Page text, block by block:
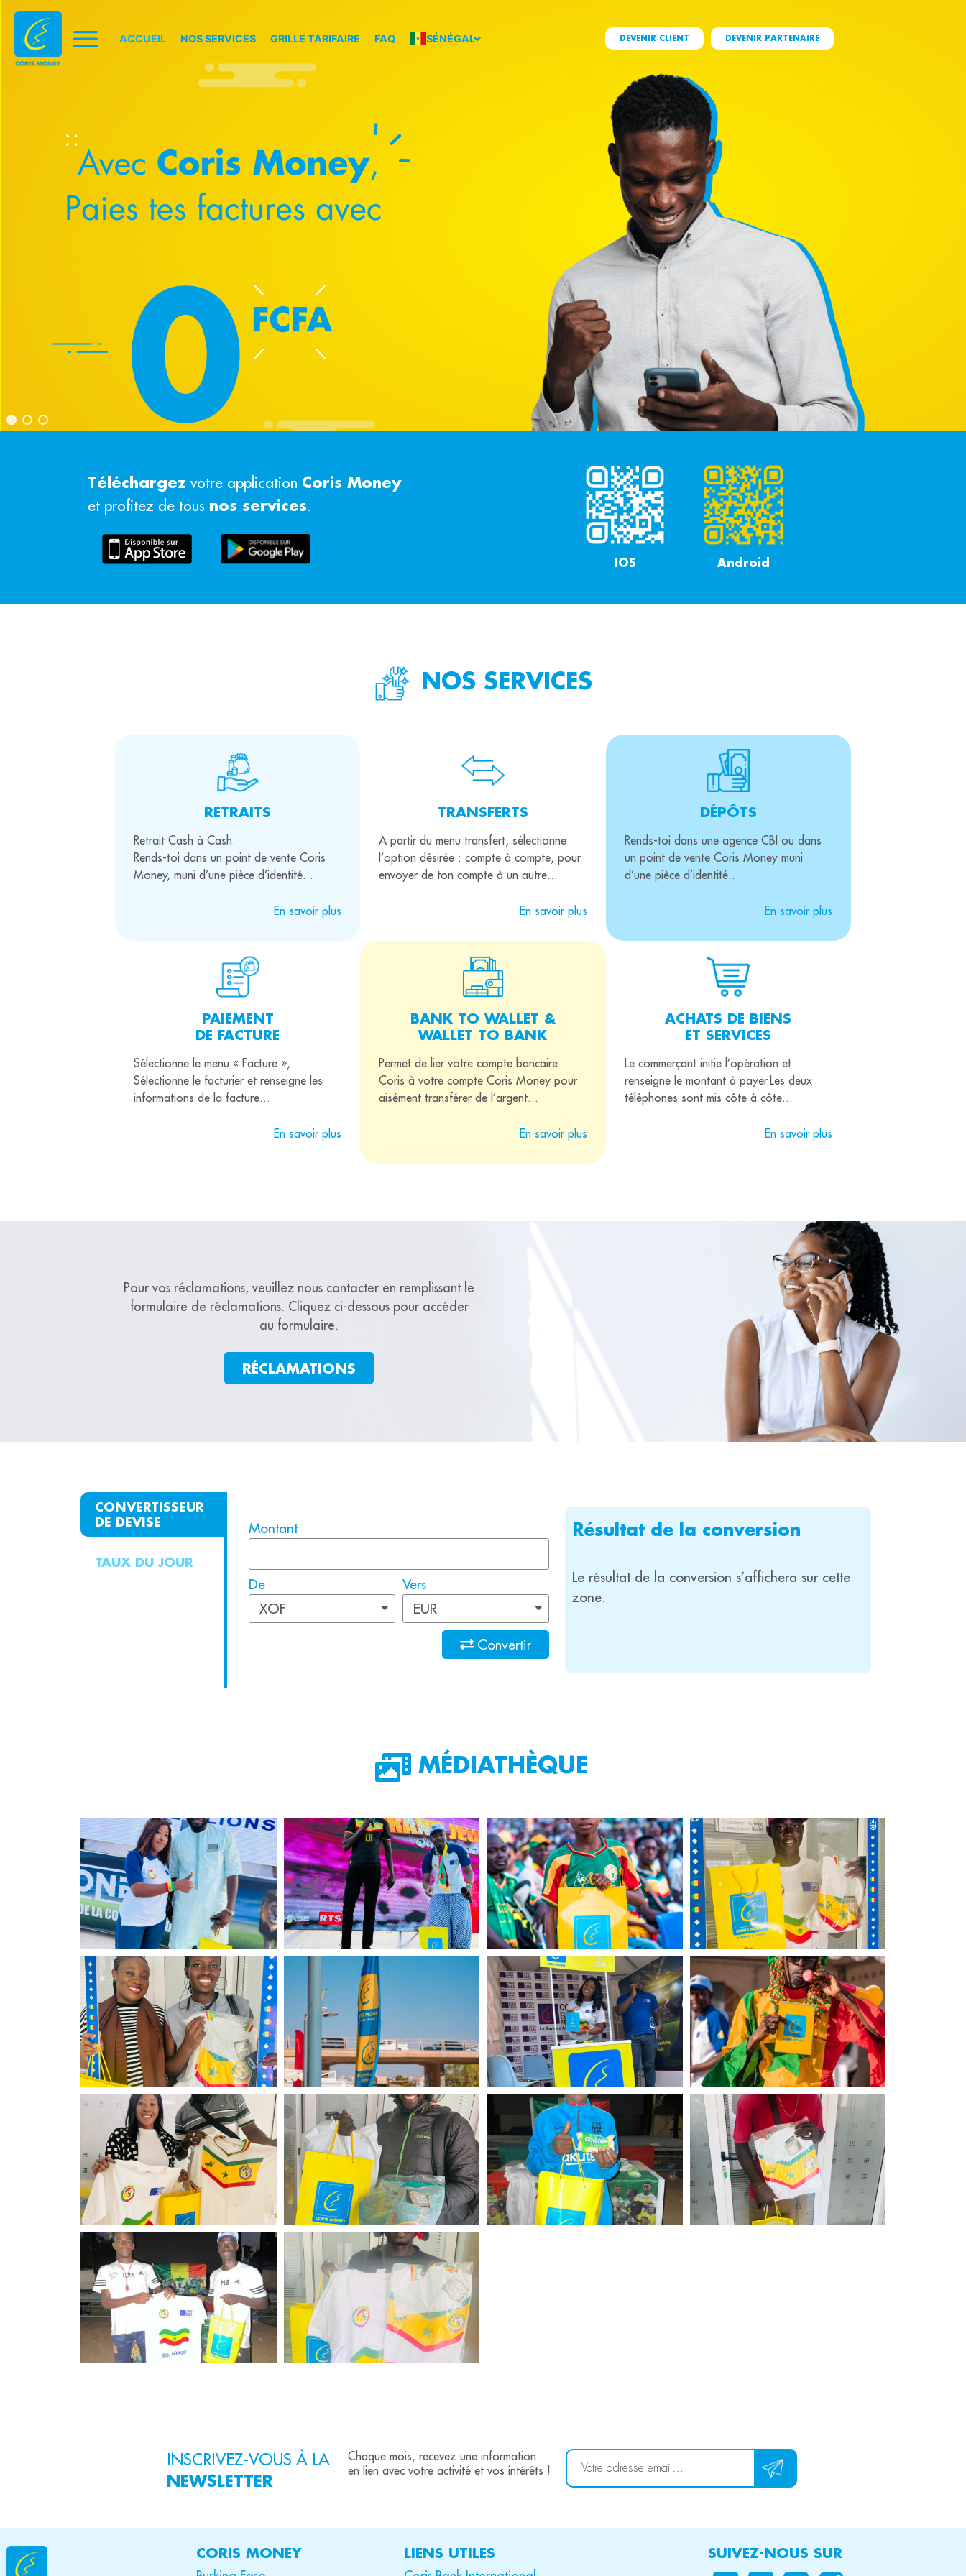
ACCUEIL NOS SERVICES GRILLE TARIFAIRE FAQ SÉNÉGAL DEVENIR CLIENT DEVENIR PARTENAIRE
Téléchargez votre application Coris Money
et profitez de tous nos services.
IOS Android
NOS SERVICES
RETRAITS
Retrait Cash à Cash:
Rends-toi dans un point de vente Coris
Money, muni d’une pièce d’identité...
En savoir plus
TRANSFERTS
A partir du menu transfert, sélectionne
l’option désirée : compte à compte, pour
envoyer de ton compte à un autre...
En savoir plus
DÉPÔTS
Rends-toi dans une agence CBI ou dans
un point de vente Coris Money muni
d’une pièce d’identité...
En savoir plus
PAIEMENT
DE FACTURE
Sélectionne le menu « Facture »,
Sélectionne le facturier et renseigne les
informations de la facture...
En savoir plus
BANK TO WALLET &
WALLET TO BANK
Permet de lier votre compte bancaire
Coris à votre compte Coris Money pour
aisément transférer de l’argent...
En savoir plus
ACHATS DE BIENS
ET SERVICES
Le commerçant initie l’opération et
renseigne le montant à payer.Les deux
téléphones sont mis côte à côte...
En savoir plus
Pour vos réclamations, veuillez nous contacter en remplissant le
formulaire de réclamations. Cliquez ci-dessous pour accéder
au formulaire.
RÉCLAMATIONS
CONVERTISSEUR
DE DEVISE
TAUX DU JOUR
Montant
De Vers
Convertir
Résultat de la conversion
Le résultat de la conversion s’affichera sur cette
zone.
MÉDIATHÈQUE
INSCRIVEZ-VOUS À LA
NEWSLETTER
Chaque mois, recevez une information
en lien avec votre activité et vos intérêts !
CORIS MONEY LIENS UTILES SUIVEZ-NOUS SUR
Accueil Nos services Point Coris Money
E-coris Carrière Devenir partenaire